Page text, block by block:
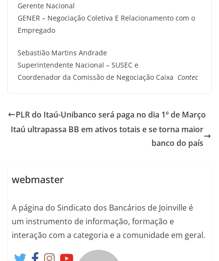
Gerente Nacional
GENER – Negociação Coletiva E Relacionamento com o
Empregado
Sebastião Martins Andrade
Superintendente Nacional – SUSEC e
Coordenador da Comissão de Negociação Caixa Contec
PLR do Itaú-Unibanco será paga no dia 1º de Março
Itaú ultrapassa BB em ativos totais e se torna maior
banco do país
webmaster
A página do Sindicato dos Bancários de Joinville é
um instrumento de informação, formação e
interação com a categoria e a comunidade em geral.